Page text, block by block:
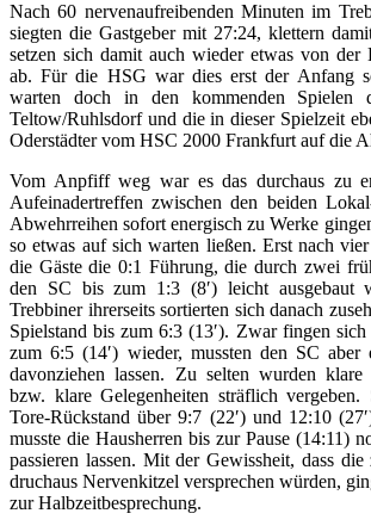
Nach 60 nervenaufreibenden Minuten im
siegten die Gastgeber mit 27:24, klettern
setzen sich damit auch wieder etwas von
ab. Für die HSG war dies erst der Anfang
warten doch in den kommenden Spielen
Teltow/Ruhlsdorf und die in dieser Spielzeit
Oderstädter vom HSC 2000 Frankfurt auf die
Vom Anpfiff weg war es das durchaus zu
Aufeinadertreffen zwischen den beiden
Abwehrreihen sofort energisch zu Werke
so etwas auf sich warten ließen. Erst nach
die Gäste die 0:1 Führung, die durch zwei
den SC bis zum 1:3 (8′) leicht ausgebaut
Trebbiner ihrerseits sortierten sich danach
Spielstand bis zum 6:3 (13′). Zwar fingen
zum 6:5 (14′) wieder, mussten den SC aber
davonziehen lassen. Zu selten wurden klare
bzw. klare Gelegenheiten sträflich
Tore-Rückstand über 9:7 (22′) und 12:10
musste die Hausherren bis zur Pause (14:11)
passieren lassen. Mit der Gewissheit, dass
druchaus Nervenkitzel versprechen würden,
zur Halbzeitbesprechung.